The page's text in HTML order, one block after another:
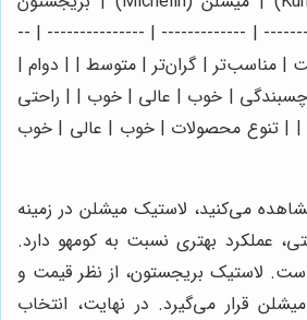
(Bridgestone) | | ----------- | ------------- |
مناسب‌تر | گران‌تر | متوسط | | دوام |
| خوب | عالی | خوب | | راحتی
| تنوع محصولات | خوب | عالی | خوب
می‌کنید، لاستیک میشلن در زمینه
عملکرد بهتری نسبت به کومهو دارد.
است. لاستیک بریجستون، از نظر قیمت و
قرار می‌گیرد. در نهایت، انتخاب